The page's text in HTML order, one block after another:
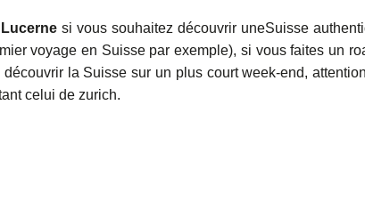
si vous souhaitez découvrir uneSuisse
voyage en Suisse par exemple), si vous faites un
la Suisse sur un plus court week-end,
celui de zurich.